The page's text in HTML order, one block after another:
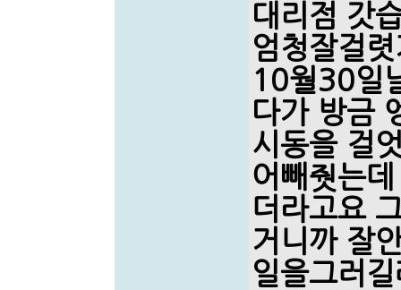
대리점 갓
엄청잘걸
10월30일
다가 방금
시동을 걸
어빼줫는
더라고요
거니까 잘
일을그러